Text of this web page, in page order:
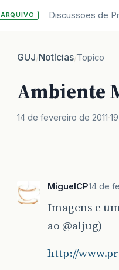
ARQUIVO Discussoes de
GUJ/Notícias/Topico
Ambiente
14 de fevereiro de 2011
MiguelCP14 de
Imagens e
ao @aljug)
http://